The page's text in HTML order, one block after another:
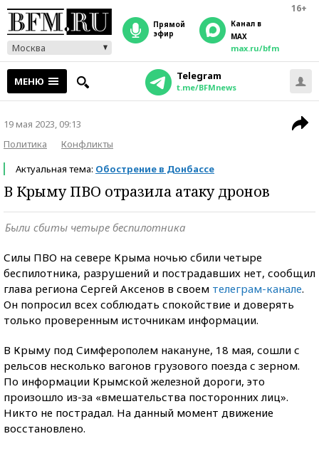
16+
Москва
прямой
эфир
Канал в
MAX
max.ru/bfm
МЕНЮ Telegram
t.me/BFMnews
19 мая 2023, 09:13
Политика
Конфликты
Актуальная тема: Обострение в Донбассе
В Крыму ПВО отразила атаку дронов
Были сбиты четыре беспилотника
Силы ПВО на севере Крыма ночью сбили четыре
беспилотника, разрушений и пострадавших нет, сообщил
глава региона Сергей Аксенов в своем телеграм-канале.
Он попросил всех соблюдать спокойствие и доверять
только проверенным источникам информации.
В Крыму под Симферополем накануне, 18 мая, сошли с
рельсов несколько вагонов грузового поезда с зерном.
По информации Крымской железной дороги, это
произошло из-за «вмешательства посторонних лиц».
Никто не пострадал. На данный момент движение
восстановлено.